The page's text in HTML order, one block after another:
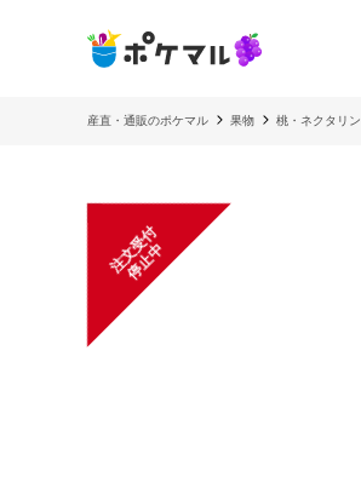
産直・通販のポケマル 果物 桃・ネクタリン
注
文
受
付
停
止
中